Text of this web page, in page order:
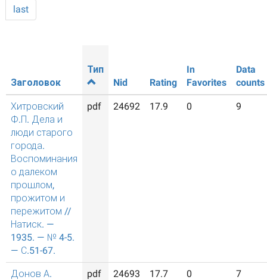
last
Заголовок
Тип
Nid
Rating
In
Favorites
Data
counts
Хитровский
Ф.П. Дела и
люди старого
города.
Воспоминания
о далеком
прошлом,
прожитом и
пережитом //
Натиск. —
1935. — № 4-5.
— С.51-67.
pdf 24692 17.9 0 9
Донов А.
pdf 24693 17.7 0 7